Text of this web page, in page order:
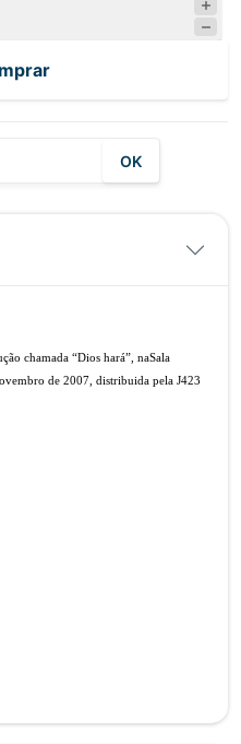
OK
chamada “Dios hará”, naSala
de 2007, distribuida pela J423